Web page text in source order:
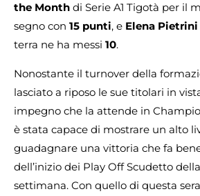
the Month di Serie A1 Tigotà per il
segno con 15 punti, e Elena Pietrini
terra ne ha messi 10.
Nonostante il turnover della
lasciato a riposo le sue titolari in
impegno che la attende in
è stata capace di mostrare un alto
guadagnare una vittoria che fa
dell’inizio dei Play Off Scudetto
settimana. Con quello di questa